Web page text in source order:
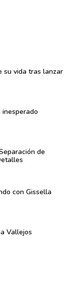
su vida tras lanzar
inesperado
de
con Gissella
Vallejos